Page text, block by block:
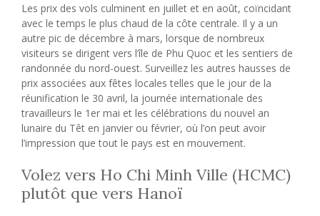
Les prix des vols culminent en juillet et en août, coïncidant
avec le temps le plus chaud de la côte centrale. Il y a un
autre pic de décembre à mars, lorsque de nombreux
visiteurs se dirigent vers l’île de Phu Quoc et les sentiers de
randonnée du nord-ouest. Surveillez les autres hausses de
prix associées aux fêtes locales telles que le jour de la
réunification le 30 avril, la journée internationale des
travailleurs le 1er mai et les célébrations du nouvel an
lunaire du Têt en janvier ou février, où l’on peut avoir
l’impression que tout le pays est en mouvement.
Volez vers Ho Chi Minh Ville (HCMC)
plutôt que vers Hanoï